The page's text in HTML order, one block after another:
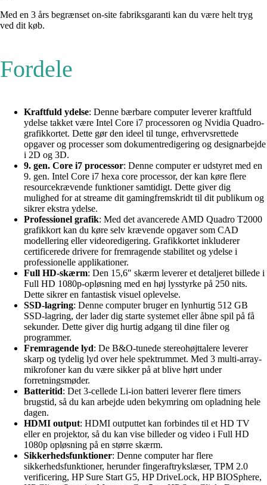
Med en 3 års begrænset on-site fabriksgaranti kan du være helt tryg
ved dit køb.
Fordele
Kraftfuld ydelse: Denne bærbare computer leverer kraftfuld
ydelse takket være Intel Core i7 processoren og Nvidia Quadro-
grafikkortet. Dette gør den ideel til tunge, erhvervsrettede
opgaver og processer som dokumentredigering og designarbejde
i 2D og 3D.
9. gen. Core i7 processor: Denne computer er udstyret med en
9. gen. Intel Core i7 hexa core processor, der kan køre flere
resourcekrævende funktioner samtidigt. Dette giver dig
mulighed for at streame dit gamingfremskridt til dit publikum og
sikrer ekstra ydelse.
Professionel grafik: Med det avancerede AMD Quadro T2000
grafikkort kan du køre selv krævende opgaver som CAD
modellering eller videoredigering. Grafikkortet inkluderer
certificerede drivere for fremragende stabilitet og ydelse i
professionelle applikationer.
Full HD-skærm: Den 15,6″ skærm leverer et detaljeret billede i
Full HD 1080p-opløsning med en høj lysstyrke på 250 nits.
Dette sikrer en fantastisk visuel oplevelse.
SSD-lagring: Denne computer bruger en lynhurtig 512 GB
SSD-lagring, der lader dig starte systemet eller åbne spil på få
sekunder. Dette giver dig hurtig adgang til dine filer og
programmer.
Fremragende lyd: De B&O-tunede stereohøjttalere leverer
skarp og tydelig lyd over hele spektrummet. Med 3 multi-array-
mikrofoner kan du være sikker på at blive hørt under
forretningsmøder.
Batteritid: Det 3-cellede Li-ion batteri leverer flere timers
brugstid, så du kan arbejde uden bekymring om opladning hele
dagen.
HDMI output: HDMI outputtet kan forbindes til et HD TV
eller en projektor, så du kan vise billeder og video i Full HD
1080p opløsning på en større skærm.
Sikkerhedsfunktioner: Denne computer har flere
sikkerhedsfunktioner, herunder fingeraftrykslæser, TPM 2.0
verificering, HP Sure Start G5, HP DriveLock, HP BIOSphere,